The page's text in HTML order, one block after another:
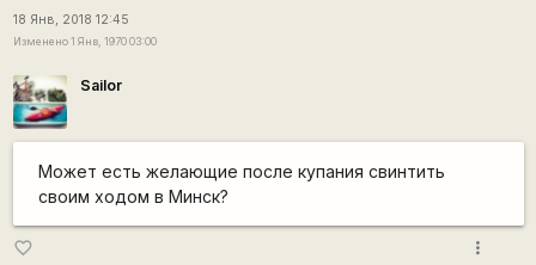
18 Янв, 2018 12:45
Изменено 1 Янв, 1970 03:00
Sailor
Может есть желающие после купания свинтить
своим ходом в Минск?
favorite_border more_vert